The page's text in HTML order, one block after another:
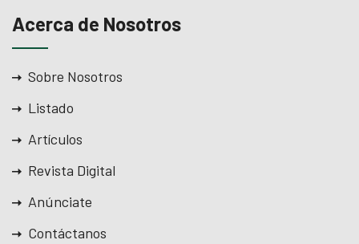
Acerca de Nosotros
Sobre Nosotros
Listado
Artículos
Revista Digital
Anúnciate
Contáctanos